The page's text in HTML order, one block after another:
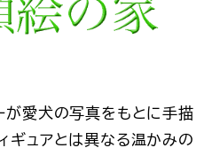
が愛犬の写真をもとに手描
ギュアとは異なる温かみの